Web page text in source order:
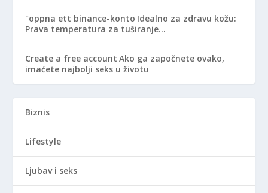
"oppna ett binance-konto Idealno za zdravu kožu:
Prava temperatura za tuširanje…
Create a free account Ako ga započnete ovako,
imaćete najbolji seks u životu
Biznis
Lifestyle
Ljubav i seks